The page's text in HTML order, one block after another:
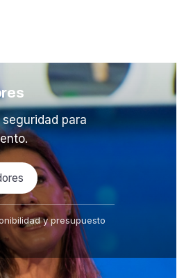
para
y presupuesto